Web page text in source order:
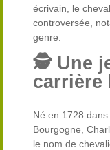
écrivain, le
controversée,
genre.
🕵 Une
carrière
Né en 1728
Bourgogne,
le nom de